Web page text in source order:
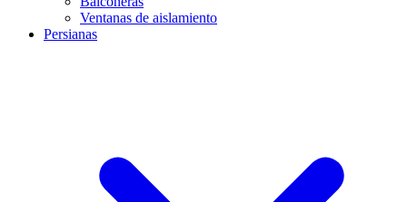
Ventanas de aislamiento
Persianas